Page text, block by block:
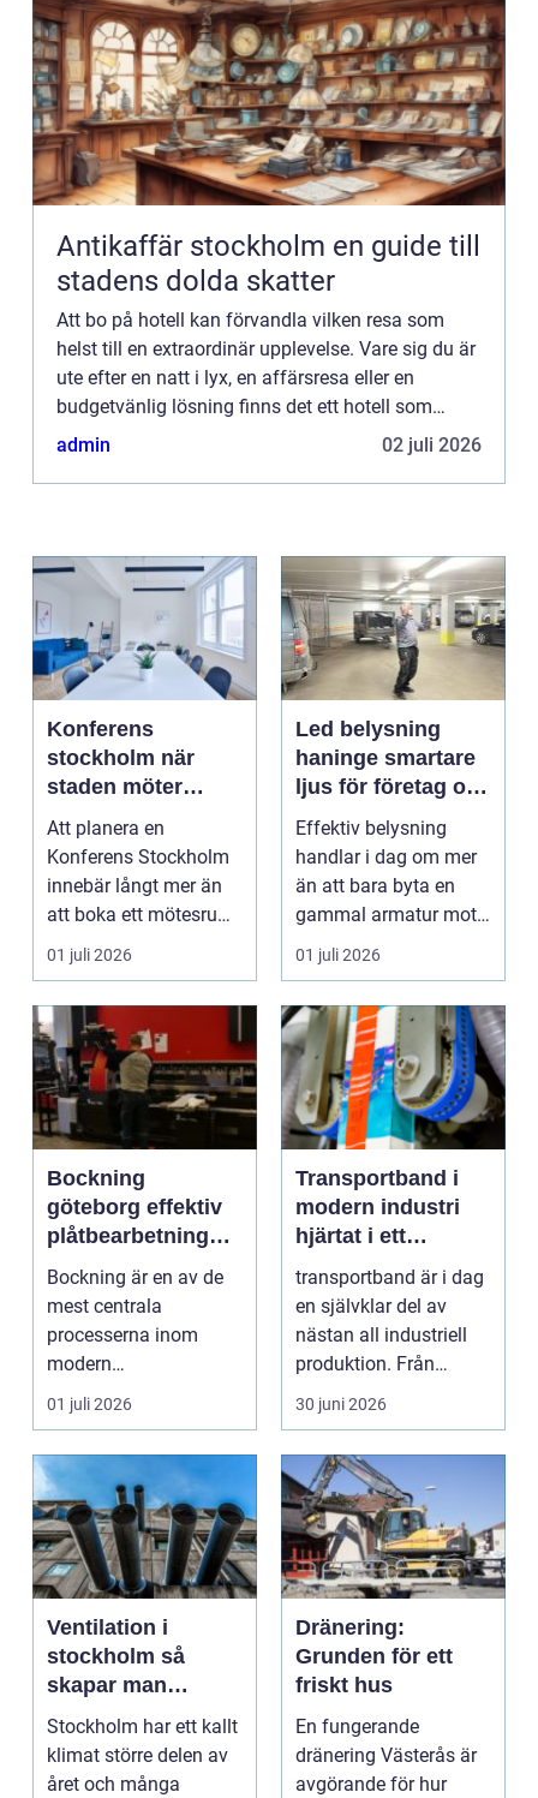
Antikaffär stockholm en guide till
stadens dolda skatter
Att bo på hotell kan förvandla vilken resa som
helst till en extraordinär upplevelse. Vare sig du är
ute efter en natt i lyx, en affärsresa eller en
budgetvänlig lösning finns det ett hotell som
passar varje behov ...
admin 02 juli 2026
Konferens
stockholm när
staden möter
skärgård och
landsbygd
Att planera en
Konferens Stockholm
innebär långt mer än
att boka ett mötesrum
och ordna fika.
01 juli 2026
Led belysning
haninge smartare
ljus för företag och
fastigheter
Effektiv belysning
handlar i dag om mer
än att bara byta en
gammal armatur mot
en ny. Företag, bosta...
01 juli 2026
Bockning
göteborg effektiv
plåtbearbetning
med precision
Bockning är en av de
mest centrala
processerna inom
modern
plåtbearbetning. I en
01 juli 2026
Transportband i
modern industri
hjärtat i ett
effektivt flöde
transportband är i dag
en självklar del av
nästan all industriell
produktion. Från
stenbrott och åte...
30 juni 2026
Ventilation i
stockholm så
skapar man
hälsosam och
energieffektiv
inomhusluft
Stockholm har ett kallt
klimat större delen av
året och många
Dränering:
Grunden för ett
friskt hus
En fungerande
dränering Västerås är
avgörande för hur